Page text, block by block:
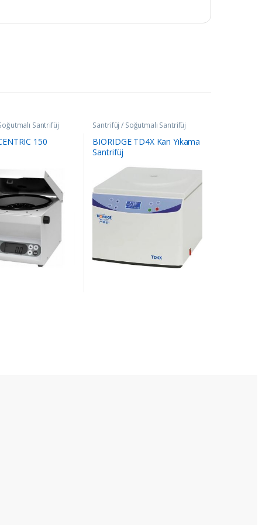
Santrifüj
150
Santrifüj / Soğutmalı Santrifüj
BIORIDGE TD4X Kan Yıkama
Santrifüj